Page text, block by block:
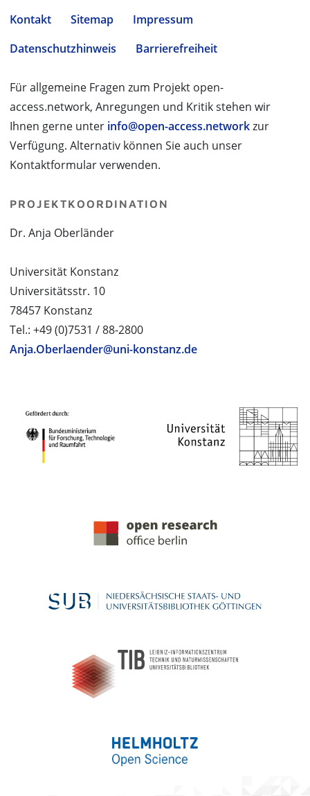
Kontakt Sitemap
Impressum
Datenschutzhinweis
Barrierefreiheit
Für allgemeine Fragen zum Projekt open-
access.network, Anregungen und Kritik stehen wir
Ihnen gerne unter info@open-access.networkzur
Verfügung. Alternativ können Sie auch unser
Kontaktformular verwenden.
PROJEKTKOORDINATION
Dr. Anja Oberländer
Universität Konstanz
Universitätsstr. 10
78457 Konstanz
Tel.: +49 (0)7531 / 88-2800
Anja.Oberlaender@uni-konstanz.de